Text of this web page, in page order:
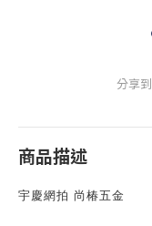
分享到
商品描述
宇慶網拍 尚椿五金